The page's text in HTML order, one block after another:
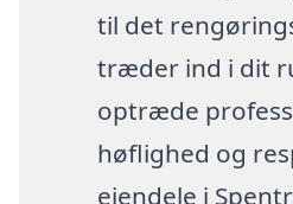
til det
træder ind i dit
optræde
høflighed og
ejendele i